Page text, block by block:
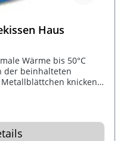
Haus
Wärme bis 50°C
der beinhalteten
knicken.
mal